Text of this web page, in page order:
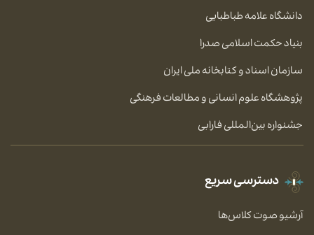
دانشگاه علامه طباطبایی
بنیاد حکمت اسلامی صدرا
سازمان اسناد و کتابخانه ملی ایران
پژوهشگاه علوم انسانی و مطالعات فرهنگی
جشنواره بین‌المللی فارابی
دسترسی سریع
آرشیو صوت کلاس‌ها